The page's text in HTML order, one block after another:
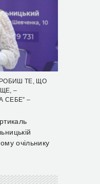
РОБИШ ТЕ, ЩО
–
СЕБЕ” –
очільнику